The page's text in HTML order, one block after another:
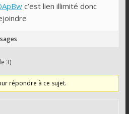
c’est lien illimité donc
3)
répondre à ce sujet.